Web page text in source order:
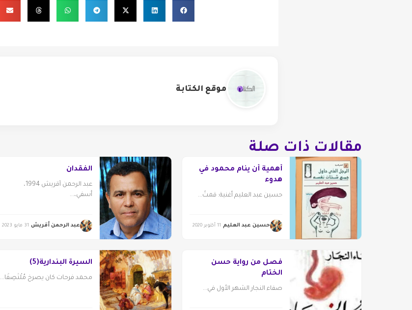
موقع الكتابة
مقالات ذات صلة
أهمية أن ينام محمود في
هدوء
حسين عبد العليم أغنية: قمتُ...
حسين عبد العليم 11 أكتوبر 2020
الفقدان
عبد الرحمن أقريش 1994،
أسفي،...
عبد الرحمن أقريش 31 مايو 2023
فصل من رواية حسن
الختام
صفاء النجار الشهر الأول في...
السيرة البندارية(5)
محمد فرحات كان يصرخ مُلْتَصِقًا...